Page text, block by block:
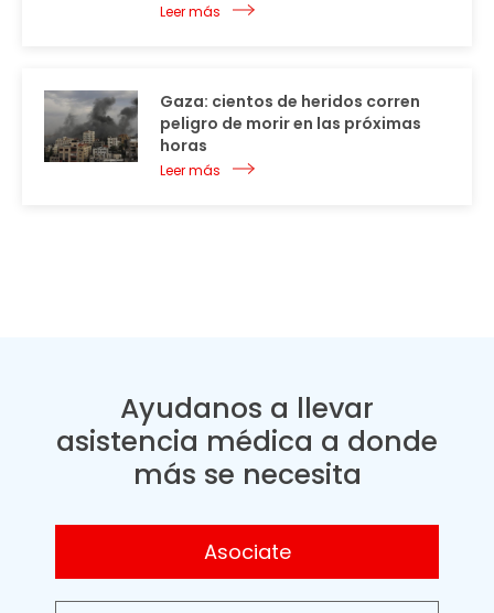
Leer más
Gaza: cientos de heridos corren
peligro de morir en las próximas
horas
Leer más
Ayudanos a llevar
asistencia médica a donde
más se necesita
Asociate